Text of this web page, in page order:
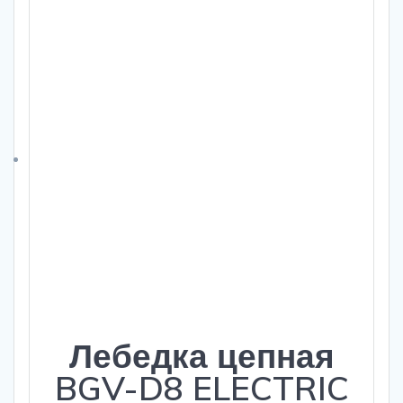
Лебедка цепная
BGV-D8 ELECTRIC